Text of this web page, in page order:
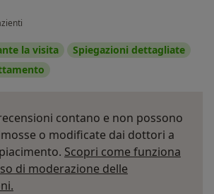
la visita
Spiegazioni dettagliate
contano e non possono
o modificate dai dottori a
Scopri come funziona
di moderazione delle